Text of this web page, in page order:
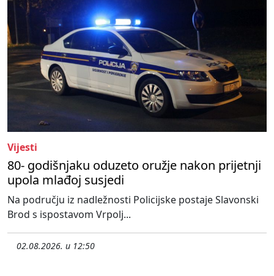
Vijesti
80- godišnjaku oduzeto oružje nakon prijetnji
upola mlađoj susjedi
Na području iz nadležnosti Policijske postaje Slavonski
Brod s ispostavom Vrpolj...
02.08.2026. u 12:50